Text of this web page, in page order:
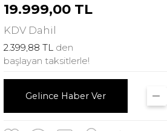
19.999,00 TL
KDV Dahil
2.399,88 TL den
başlayan taksitlerle!
Gelince Haber Ver